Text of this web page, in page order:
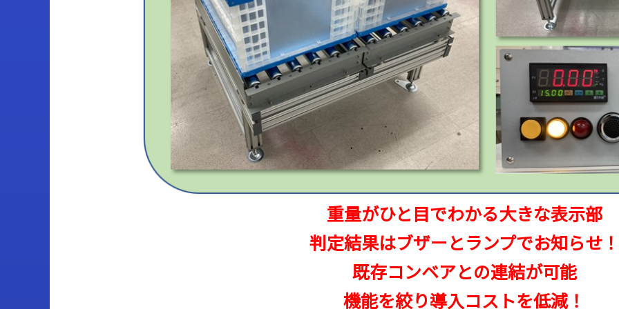
重量がひと目でわかる大きな表示部
判定結果はブザーとランプでお知らせ！
既存コンベアとの連結が可能
機能を絞り導入コストを低減！